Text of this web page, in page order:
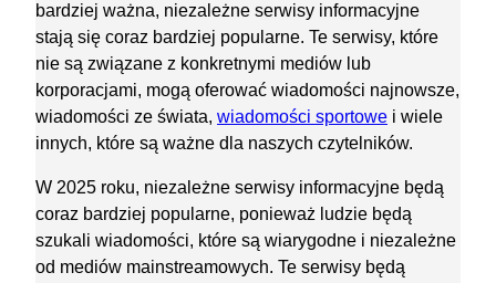
bardziej ważna, niezależne serwisy informacyjne
stają się coraz bardziej popularne. Te serwisy, które
nie są związane z konkretnymi mediów lub
korporacjami, mogą oferować wiadomości najnowsze,
wiadomości ze świata, wiadomości sportowe i wiele
innych, które są ważne dla naszych czytelników.
W 2025 roku, niezależne serwisy informacyjne będą
coraz bardziej popularne, ponieważ ludzie będą
szukali wiadomości, które są wiarygodne i niezależne
od mediów mainstreamowych. Te serwisy będą